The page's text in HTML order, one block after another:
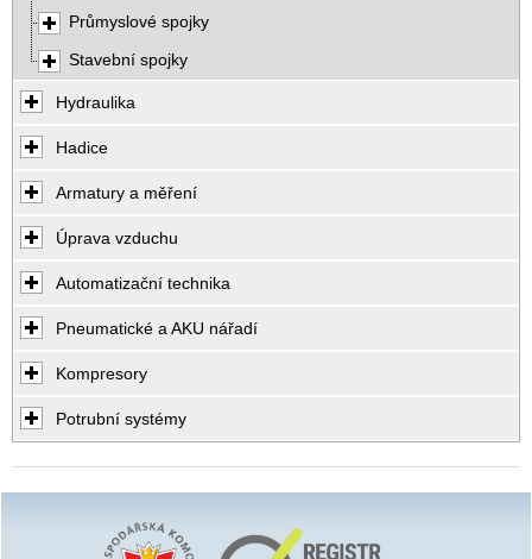
Průmyslové spojky
Stavební spojky
Hydraulika
Hadice
Armatury a měření
Úprava vzduchu
Automatizační technika
Pneumatické a AKU nářadí
Kompresory
Potrubní systémy